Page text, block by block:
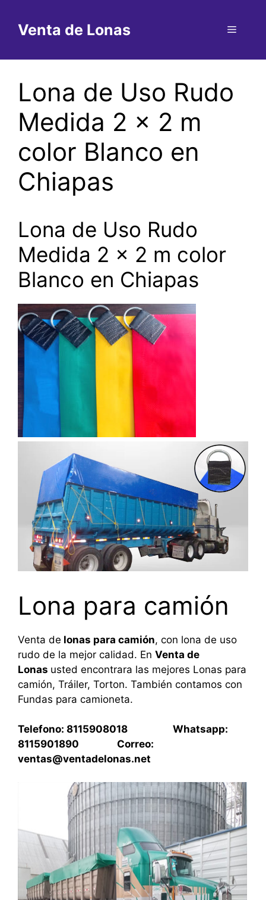
contenido
Venta de Lonas Menú
Lona de Uso Rudo
Medida 2 x 2 m
color Blanco en
Chiapas
Lona de Uso Rudo
Medida 2 x 2 m color
Blanco en Chiapas
Lona para camión
Venta de lonas para camión, con lona de uso
rudo de la mejor calidad. En Venta de
Lonas usted encontrara las mejores Lonas para
camión, Tráiler, Torton. También contamos con
Fundas para camioneta.
Telefono: 8115908018 Whatsapp:
8115901890 Correo:
ventas@ventadelonas.net